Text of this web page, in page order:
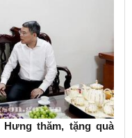
thăm, tặng quà